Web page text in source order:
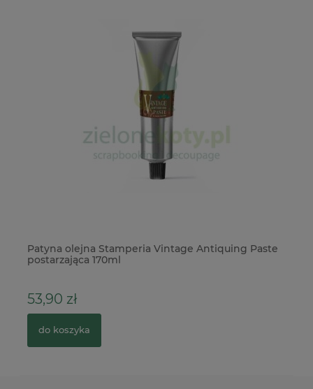
Patyna olejna Stamperia Vintage Antiquing Paste
postarzająca 170ml
53,90 zł
do koszyka